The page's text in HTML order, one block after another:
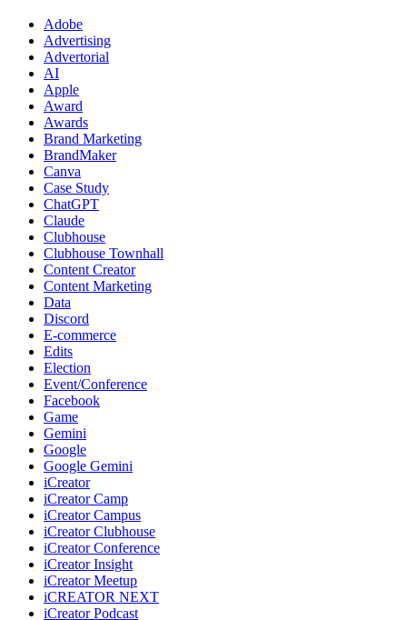
Adobe
Advertising
Advertorial
AI
Apple
Award
Awards
Brand Marketing
BrandMaker
Canva
Case Study
ChatGPT
Claude
Clubhouse
Clubhouse Townhall
Content Creator
Content Marketing
Data
Discord
E-commerce
Edits
Election
Event/Conference
Facebook
Game
Gemini
Google
Google Gemini
iCreator
iCreator Camp
iCreator Campus
iCreator Clubhouse
iCreator Conference
iCreator Insight
iCreator Meetup
iCREATOR NEXT
iCreator Podcast